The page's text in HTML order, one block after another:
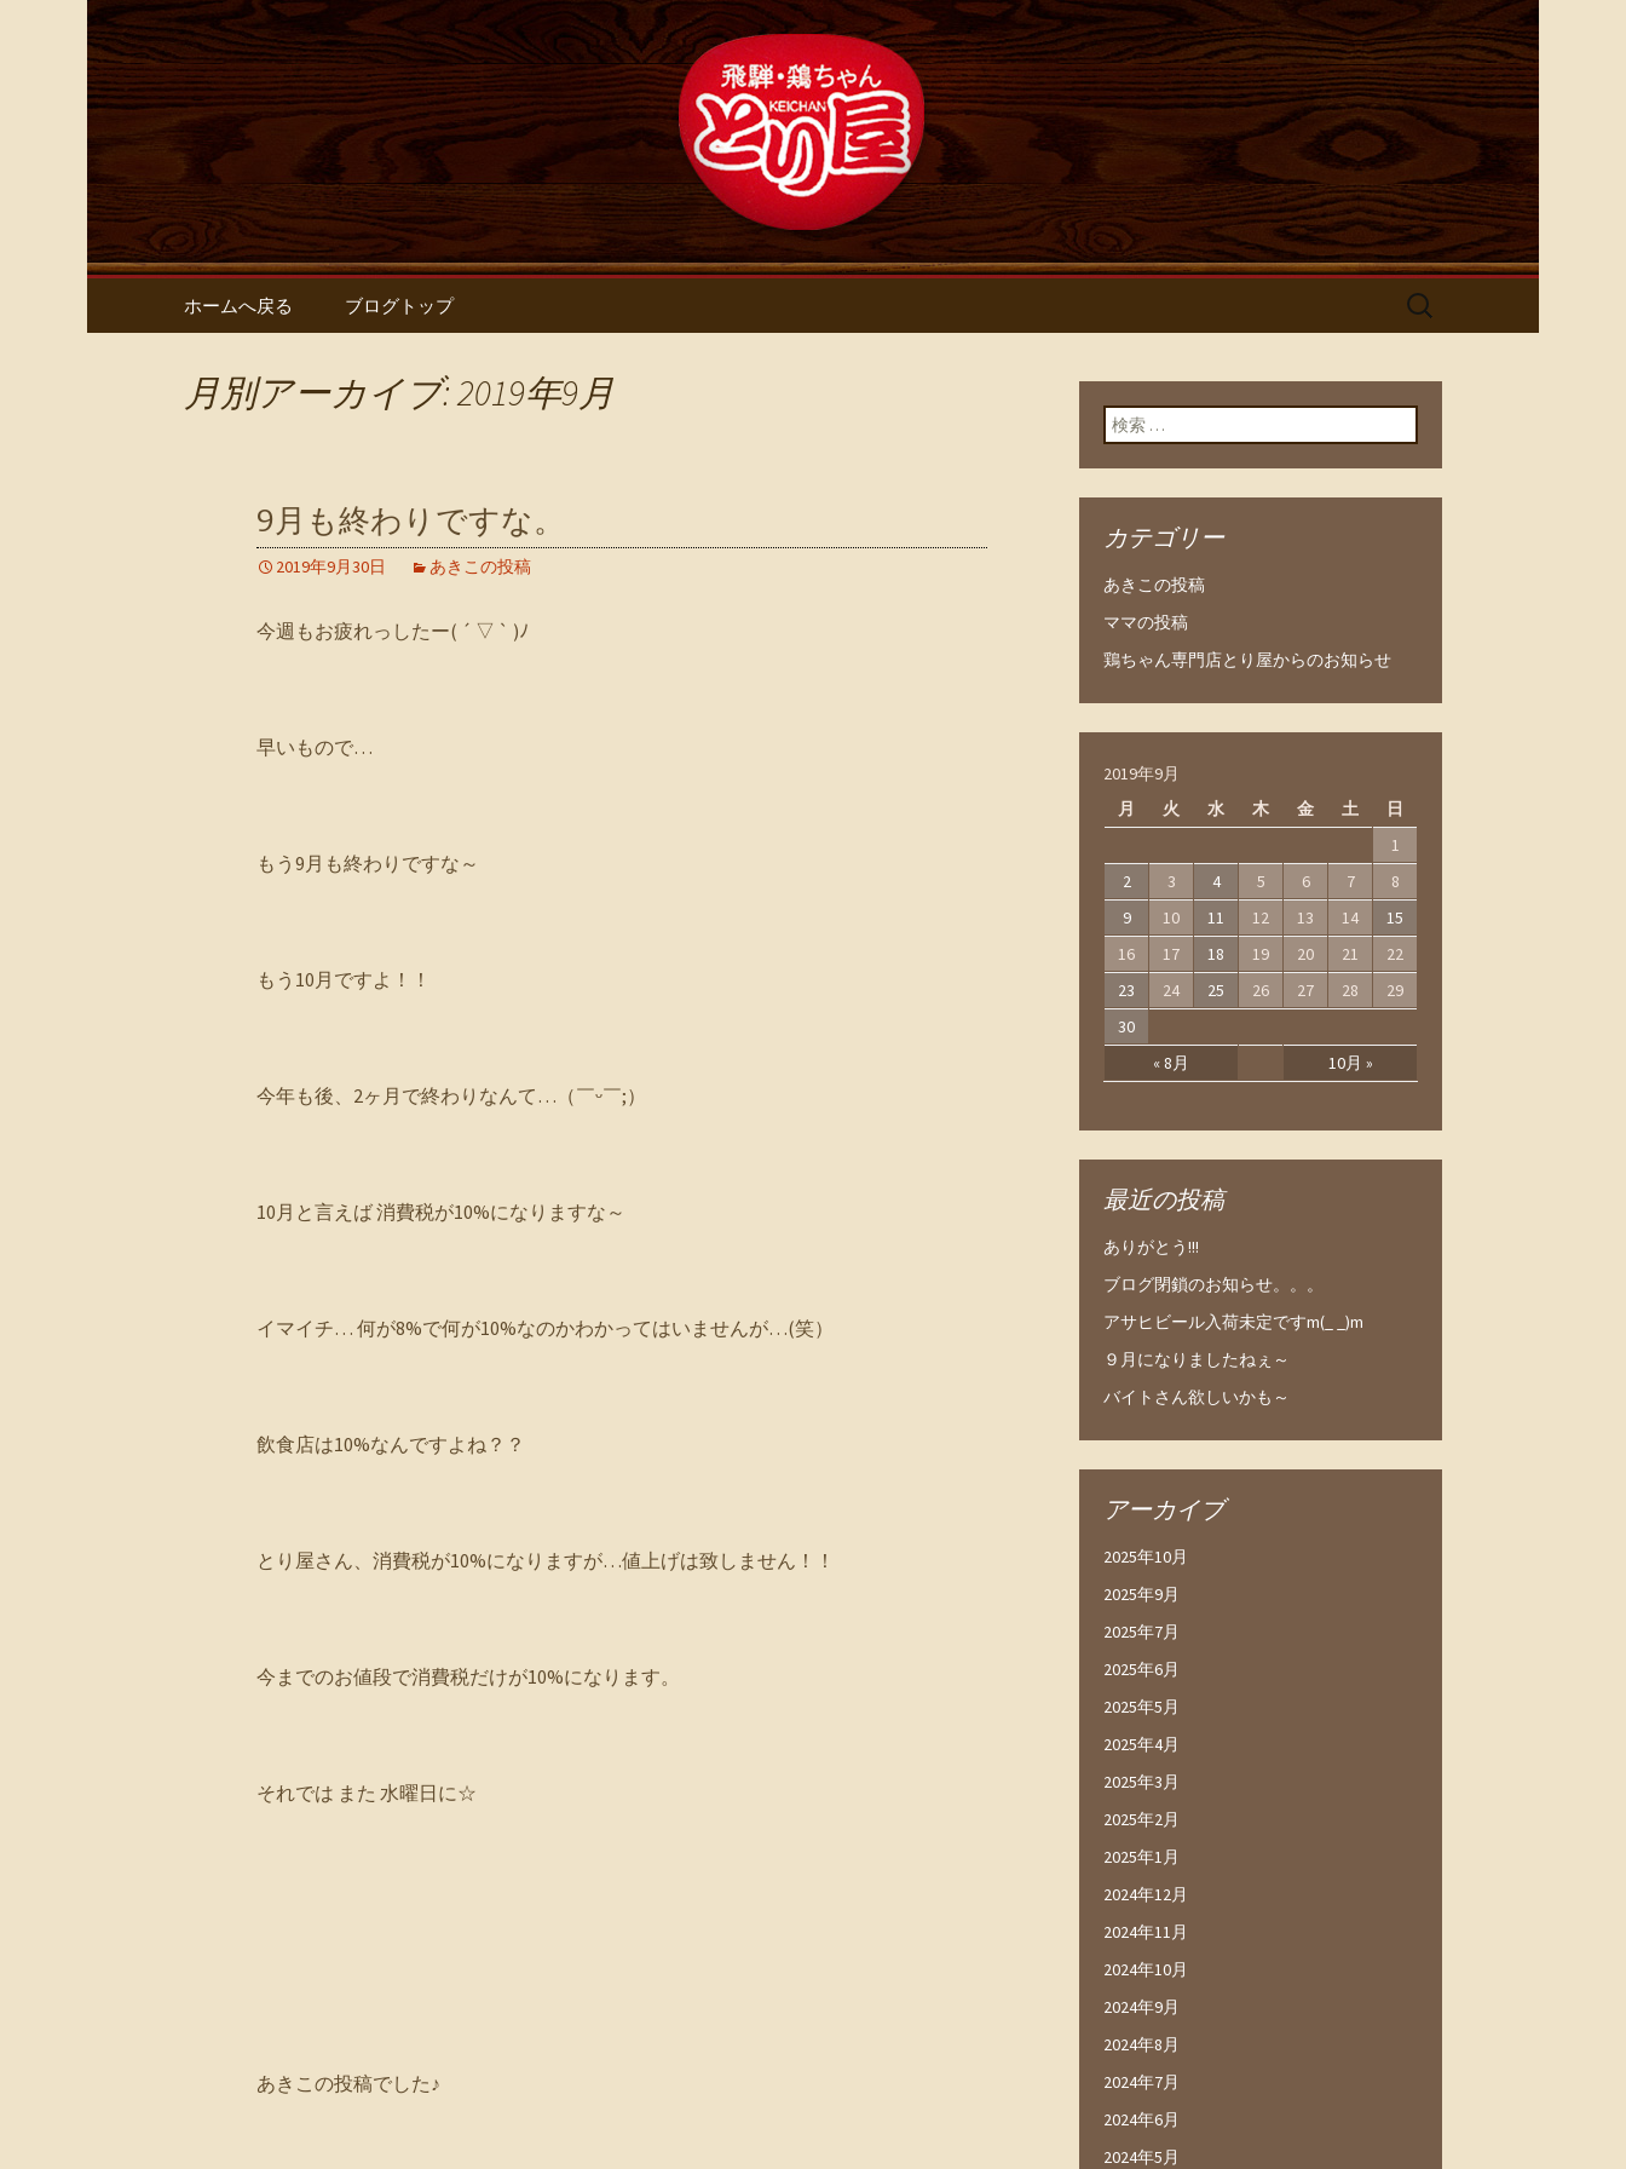
名古屋・浄心の鶏料理・居酒屋【とり
屋】 のブログ
鶏ちゃん専門店とり屋の最新情報
コンテンツへ移動
ホームへ戻る ブログトップ
検
月別アーカイブ: 2019年9月
9月も終わりですな。
2019年9月30日 あきこの投稿
今週もお疲れっしたー( ´ ▽ ` )ﾉ
早いもので…
もう9月も終わりですな～
もう10月ですよ！！
今年も後、2ヶ月で終わりなんて…‪（￣ᵕ￣;）‬
10月と言えば 消費税が10%になりますな～
イマイチ… 何が8%で何が10%なのかわかってはいませんが…(笑）
飲食店は10%なんですよね？？
とり屋さん、消費税が10%になりますが…値上げは致しません！！
今までのお値段で消費税だけが10%になります。
それでは また 水曜日に☆
あきこの投稿でした♪
検索:
カテゴリー
あきこの投稿
ママの投稿
鶏ちゃん専門店とり屋からのお知らせ
2019年9月
月
火 水 木 金 土 日
« 8月 10月 »
1
2
3 4 5 6 7
8
9
10 11 12 13 14
15
16
17 18 19 20 21
22
23
24 25 26 27 28
29
30
最近の投稿
ありがとう!!!
ブログ閉鎖のお知らせ。。。
アサヒビール入荷未定ですm(_ _)m
９月になりましたねぇ～
バイトさん欲しいかも～
アーカイブ
2025年10月
2025年9月
2025年7月
2025年6月
2025年5月
2025年4月
2025年3月
2025年2月
2025年1月
2024年12月
2024年11月
2024年10月
2024年9月
2024年8月
2024年7月
2024年6月
2024年5月